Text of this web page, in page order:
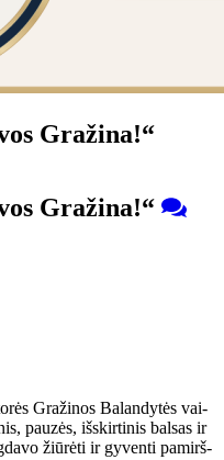
Gra­ži­na!“
Gra­ži­na!“
Gra­ži­nos Ba­lan­dy­tės vai­
pau­zės, iš­skir­ti­nis bal­sas ir
žiū­rė­ti ir gy­ven­ti pa­mirš­